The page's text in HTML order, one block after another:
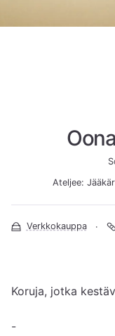
Ateljee:
Verkkokauppa
Koruja, jotka
-